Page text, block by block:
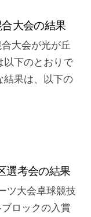
大会の結果
大会が光が丘
以下のとおりで
結果は、以下の
考会の結果
ツ大会卓球競技
ロックの入賞